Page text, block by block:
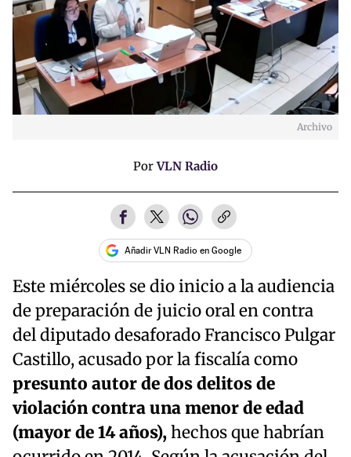
Archivo
PorVLN Radio
Añadir VLN Radio en Google
Este miércoles se dio inicio a la audiencia
de preparación de juicio oral en contra
del diputado desaforado Francisco Pulgar
Castillo, acusado por la fiscalía como
presunto autor de dos delitos de
violación contra una menor de edad
(mayor de 14 años),hechos que habrían